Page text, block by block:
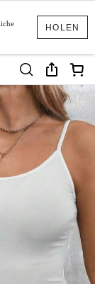
HOLEN